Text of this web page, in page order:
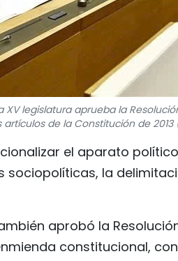
XV legislatura aprueba la
de la Constitución de 2013
el aparato
sociopolíticas, la
aprobó la
constitucional,